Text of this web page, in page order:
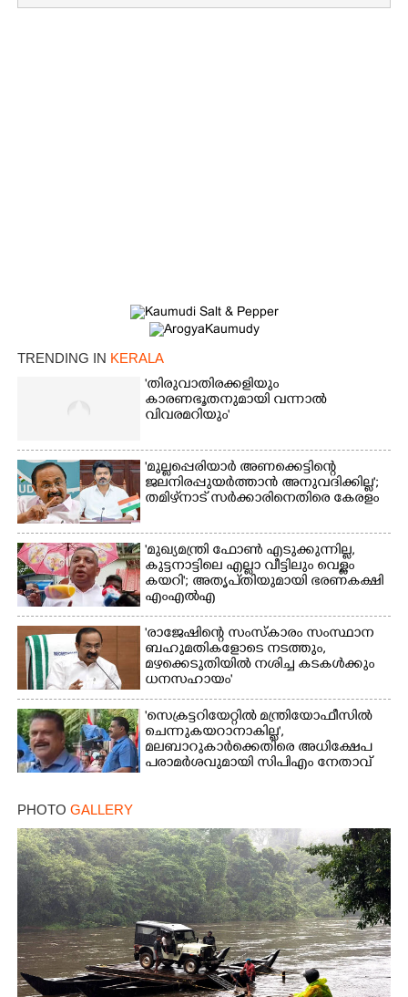
TRENDING IN KERALA
'തിരുവാതിരക്കളിയും
കാരണഭൂതനുമായി വന്നാൽ
വിവരമറിയും '
'മുല്ലപ്പെരിയാർ അണക്കെട്ടിന്റെ
ജലനിരപ്പുയർത്താൻ അനുവദിക്കില്ല';
തമിഴ്‌നാട് സർക്കാരിനെതിരെ കേരളം
'മുഖ്യമന്ത്രി ഫോൺ എടുക്കുന്നില്ല,
കുട്ടനാട്ടിലെ എല്ലാ വീട്ടിലും വെള്ളം
കയറി'; അതൃപ്‌തിയുമായി ഭരണകക്ഷി
എംഎൽഎ
'രാജേഷിന്റെ സംസ്കാരം സംസ്ഥാന
ബഹുമതികളോടെ നടത്തും,
മഴക്കെടുതിയിൽ നശിച്ച കടകൾക്കും
ധനസഹായം'
'സെക്രട്ടറിയേറ്റിൽ മന്ത്രിയോഫീസിൽ
ചെന്നുകയറാനാകില്ല',
മലബാറുകാർക്കെതിരെ അധിക്ഷേപ
പരാമർശവുമായി സിപിഎം നേതാവ്‌
PHOTO GALLERY